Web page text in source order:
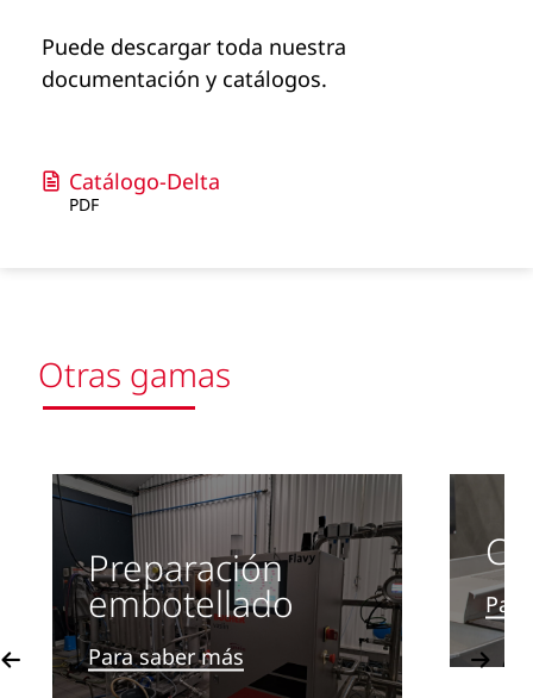
Puede descargar toda nuestra
documentación y catálogos.
Catálogo-Delta
PDF
Otras gamas
Preparación
embotellado
Para saber más